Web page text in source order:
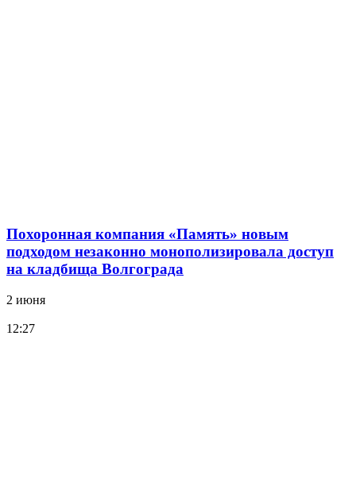
Похоронная компания «Память» новым
подходом незаконно монополизировала доступ
на кладбища Волгограда
2 июня
12:27